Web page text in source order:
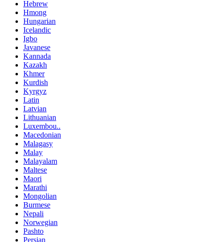
Hebrew
Hmong
Hungarian
Icelandic
Igbo
Javanese
Kannada
Kazakh
Khmer
Kurdish
Kyrgyz
Latin
Latvian
Lithuanian
Luxembou..
Macedonian
Malagasy
Malay
Malayalam
Maltese
Maori
Marathi
Mongolian
Burmese
Nepali
Norwegian
Pashto
Persian